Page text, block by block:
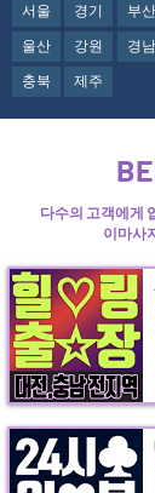
서울
울산
충북
경기
강원
제주
부산
경남
다수의 고객에게
이마사